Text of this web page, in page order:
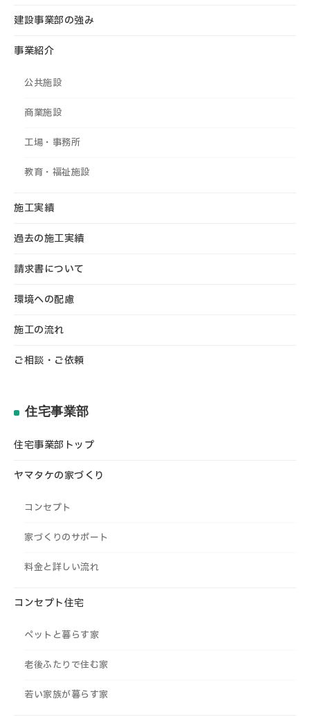
建設事業部の強み
事業紹介
公共施設
商業施設
工場・事務所
教育・福祉施設
施工実績
過去の施工実績
請求書について
環境への配慮
施工の流れ
ご相談・ご依頼
住宅事業部
住宅事業部トップ
ヤマタケの家づくり
コンセプト
家づくりのサポート
料金と詳しい流れ
コンセプト住宅
ペットと暮らす家
老後ふたりで住む家
若い家族が暮らす家